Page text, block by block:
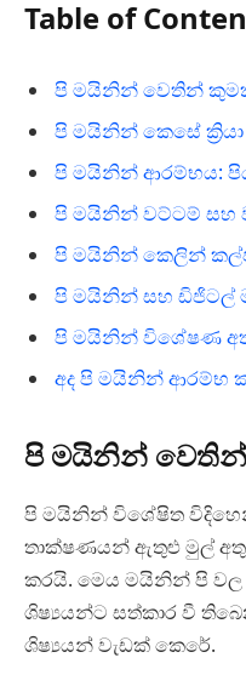
Table of
පි මයිනින් වෙතින්
පි මයිනින් කෙසේ ක්‍රියා
පි මයිනින් ආරම්භය:
පි මයිනින් වට්ටම් සහ
පි මයිනින් කෙලින්
පි මයිනින් සහ ඩිජිටල්
පි මයිනින් විශේෂණ
අද පි මයිනින් ආරම්භ
පි මයිනින්
පි මයිනින් විශේෂිත
තාක්ෂණයන් ඇතුළු මුල්
කරයි. මෙය මයිනින් පි වල
ශිෂ්‍යයන්ට සත්කාර වී
ශිෂ්‍යයන් වැඩක් කෙරේ.